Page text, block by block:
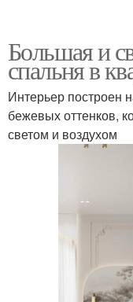
Большая и
спальня в
Интерьер построен
бежевых оттенков,
светом и воздухом